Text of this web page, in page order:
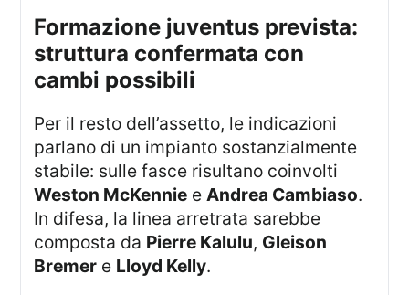
formazione juventus prevista:
struttura confermata con
cambi possibili
Per il resto dell’assetto, le indicazioni
parlano di un impianto sostanzialmente
stabile: sulle fasce risultano coinvolti
Weston McKennie eAndrea Cambiaso.
In difesa, la linea arretrata sarebbe
composta da Pierre Kalulu, Gleison
Bremer e Lloyd Kelly.